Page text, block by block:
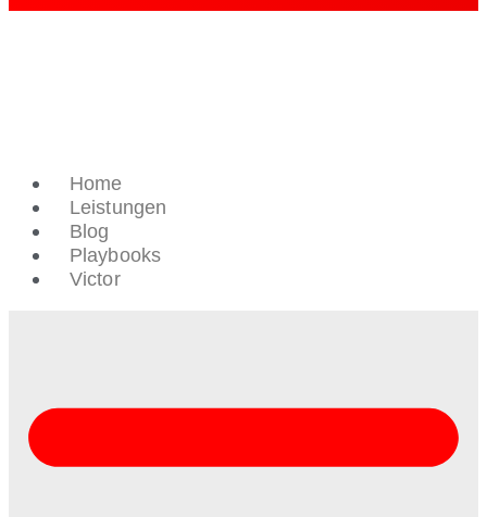
Home
Leistungen
Blog
Playbooks
Victor